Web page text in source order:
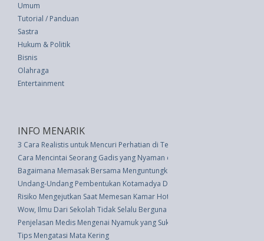
Umum
Tutorial / Panduan
Sastra
Hukum & Politik
Bisnis
Olahraga
Entertainment
INFO MENARIK
3 Cara Realistis untuk Mencuri Perhatian di Tengah Kesibukan Kerja
Cara Mencintai Seorang Gadis yang Nyaman dengan Diri Sendiri
Bagaimana Memasak Bersama Menguntungkan Hubungan Anda
Undang-Undang Pembentukan Kotamadya Daerah Tingkat Ii Bekasi (UU
Risiko Mengejutkan Saat Memesan Kamar Hotel Via Online
Wow, Ilmu Dari Sekolah Tidak Selalu Berguna di Dunia Kerja
Penjelasan Medis Mengenai Nyamuk yang Suka Manusia Berdarah Manis
Tips Mengatasi Mata Kering